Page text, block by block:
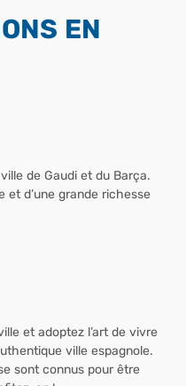
EN
de Gaudi et du Barça.
et d’une grande richesse
et adoptez l’art de vivre
ville espagnole.
sont connus pour être